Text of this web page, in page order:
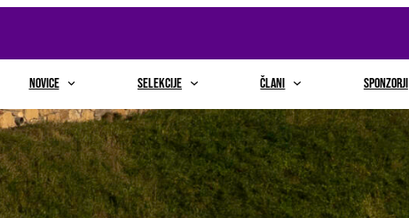
NOVICE selekcije člani sponzorji